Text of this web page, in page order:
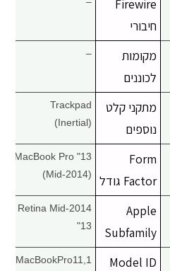
Firewire
חיבורי
מקומות
לכוננים
–
מתקני קלט
נוספים
Trackpad
(Inertial)
Form
Factor גודל
13" MacBook Pro
(Mid-2014)
Apple
Subfamily
Retina Mid-2014
13"
Model ID
MacBookPro11,1